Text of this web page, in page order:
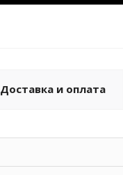
Доставка и оплата